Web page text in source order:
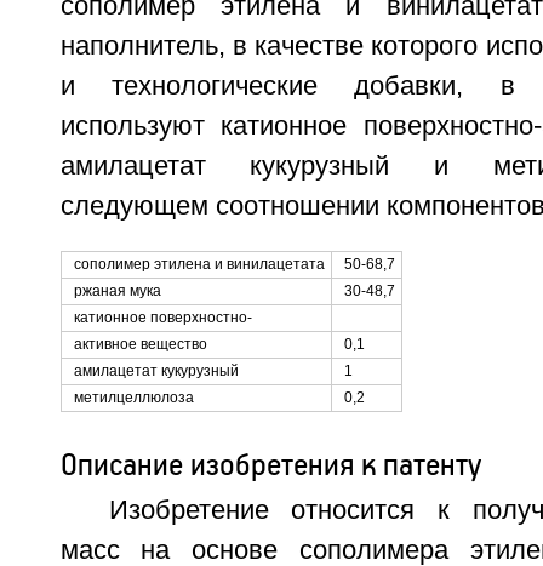
сополимер этилена и
наполнитель, в качестве которого
и технологические добавки, в
используют катионное
амилацетат кукурузный и
следующем соотношении
сополимер этилена и винилацетата
50-68,7
ржаная мука
30-48,7
катионное поверхностно-
активное вещество
0,1
амилацетат кукурузный
1
метилцеллюлоза
0,2
Описание изобретения к патенту
Изобретение относится к
масс на основе сополимера